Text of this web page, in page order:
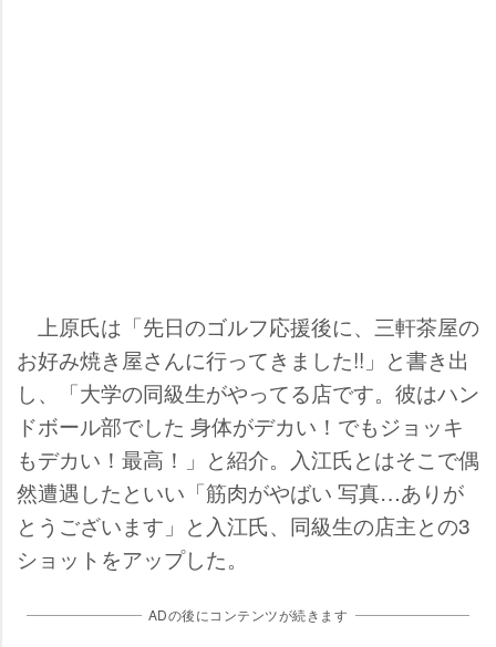
上原氏は「先日のゴルフ応援後に、三軒茶屋の
お好み焼き屋さんに行ってきました!!」と書き出
し、「大学の同級生がやってる店です。彼はハン
ドボール部でした 身体がデカい！でもジョッキ
もデカい！最高！」と紹介。入江氏とはそこで偶
然遭遇したといい「筋肉がやばい 写真…ありが
とうございます」と入江氏、同級生の店主との3
ショットをアップした。
ADの後にコンテンツが続きます